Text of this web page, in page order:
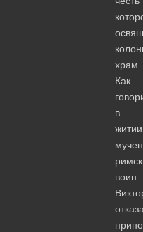
храм.
Как
в
житии
воин